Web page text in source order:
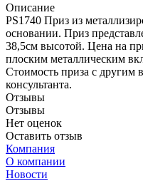
Описание
PS1740 Приз из
основании. Приз
38,5см высотой. Цена на
плоским металлическим
Стоимость приза с другим
консультанта.
Отзывы
Отзывы
Нет оценок
Оставить отзыв
Компания
О компании
Новости